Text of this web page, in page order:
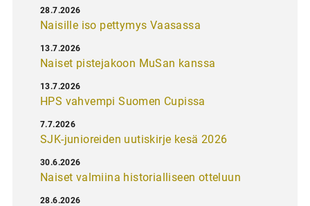
Naisille iso pettymys Vaasassa
28.7.2026
Naiset pistejakoon MuSan kanssa
13.7.2026
HPS vahvempi Suomen Cupissa
13.7.2026
SJK-junioreiden uutiskirje kesä 2026
7.7.2026
Naiset valmiina historialliseen otteluun
30.6.2026
28.6.2026